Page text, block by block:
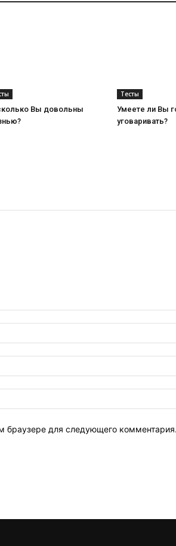
Вы довольны
Тесты
Умеете ли Вы
уговаривать?
браузере для следующего комментария.